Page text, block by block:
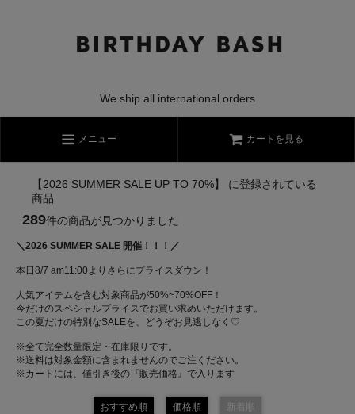
We ship all international orders
メニュー カートを見る
【2026 SUMMER SALE UP TO 70%】 に登録されている
商品
289件の商品が見つかりました
＼2026 SUMMER SALE 開催！！！／
本日8/7 am11:00よりさらにプライスダウン！
人気アイテムを含む対象商品が50%~70%OFF！
今だけのスペシャルプライスでお買い求めいただけます。
この夏だけの特別なSALEを、どうぞお見逃しなく♡
※全て完全数量限定・在庫限りです。
※送料は対象金額に含まれませんのでご注ください。
※カートには、値引き後の『販売価格』で入ります
おすすめ順 価格順 新着順